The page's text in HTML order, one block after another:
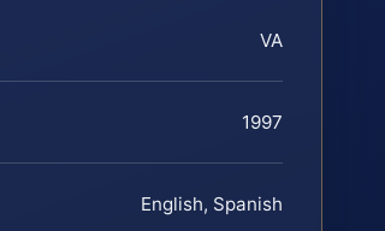
VA
1997
English, Spanish